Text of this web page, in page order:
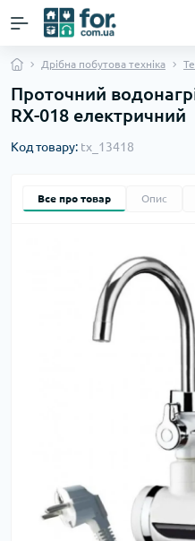
Дрібна побутова техніка
Проточний
RX-018 електричний
Код товару: tx_13418
Все про товар Опис